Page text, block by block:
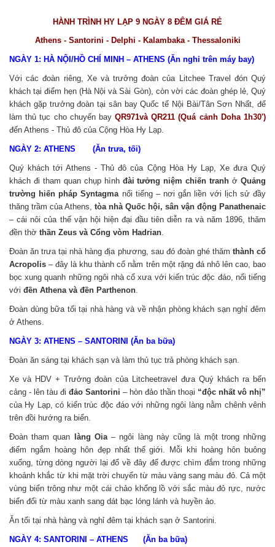
HÀNH TRÌNH HY LẠP 9 NGÀY 8 ĐÊM GIÁ RẺ
Athens - Santorini - Delphi - Kalambaka - Thessaloniki
NGÀY 1: HÀ NỘI/HỒ CHÍ MINH – ATHENS (Ăn nghỉ trên máy bay)
Với các đoàn riêng, Xe và trưởng đoàn của Litchee Travel đón Quý
khách tại điểm hẹn (Hà Nội và Sài Gòn), còn vời các đoàn ghép lẻ, Quý
khách gặp trưởng đoàn tại sân bay Quốc tế Nội Bài/Tân Sơn Nhất, để
làm thủ tục cho chuyến bayQR971và QR211 (Quá cảnh Doha 1h30')
đến Athens - Thủ đô của Cộng Hòa Hy Lạp.
NGÀY 2: ATHENS (Ăn trưa, tối)
Quý khách tới Athens - Thủ đô của Cộng Hòa Hy Lạp, Xe đưa Quý
khách đi tham quan chụp hình đài tưởng niệm chiến tranh ởQuảng
trường hiến pháp Syntagmanổi tiếng – nơi gắn liền với lịch sử đầy
thăng trầm của Athens, tòa nhà Quốc hội, sân vận động Panathenaic
– cái nôi của thế vận hội hiện đại đầu tiên diễn ra và năm 1896, thăm
đền thờ thần Zeus và Cổng vòm Hadrian.
Đoàn ăn trưa tại nhà hàng địa phương, sau đó đoàn ghé thăm thành cổ
Acropolis – đây là khu thành cổ nằm trên một rặng đá nhô lên cao, bao
bọc xung quanh những ngôi nhà cổ xưa với kiến trúc độc đáo, nổi tiếng
với đền Athena và đền Parthenon.
Đoàn dùng bữa tối tại nhà hàng và về nhận phòng khách sạn nghỉ đêm
ở Athens.
NGÀY 3: ATHENS – SANTORINI (Ăn ba bữa)
Đoàn ăn sáng tại khách sạn và làm thủ tục trả phòng khách sạn.
Xe và HDV + Trưởng đoàn của Litcheetravel đưa Quý khách ra bến
cảng - lên tàu đi đảo Santorini – hòn đảo thần thoại “độc nhất vô nhị”
của Hy Lạp, có kiến trúc độc đáo với những ngôi làng nằm chênh vênh
trên đồi hướng ra biển.
Đoàn tham quan làng Oia– ngôi làng này cũng là một trong những
điểm ngắm hoàng hôn đẹp nhất thế giới. Mỗi khi hoàng hôn buông
xuống, từng dòng người lại đổ về đây để được chìm đắm trong những
khoảnh khắc từ khi mặt trời chuyển từ màu vàng sang màu đỏ. Cả một
vùng biển trông như một cái chảo khổng lồ với sắc màu đỏ rực, nước
biển đổi từ màu xanh sang dát bạc lóng lánh và huyền ảo.
Ăn tối tại nhà hàng và nghỉ đêm tại khách sạn ở Santorini.
NGÀY 4: SANTORINI – ATHENS (Ăn ba bữa)